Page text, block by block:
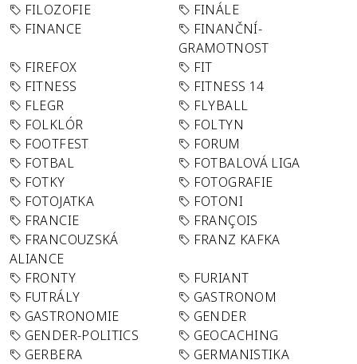
FILOZOFIE
FINÁLE
FINANCE
FINANČNÍ-
GRAMOTNOST
FIREFOX
FIT
FITNESS
FITNESS 14
FLEGR
FLYBALL
FOLKLÓR
FOLTYN
FOOTFEST
FORUM
FOTBAL
FOTBALOVÁ LIGA
FOTKY
FOTOGRAFIE
FOTOJATKA
FOTONI
FRANCIE
FRANÇOIS
FRANCOUZSKÁ
ALIANCE
FRANZ KAFKA
FRONTY
FURIANT
FUTRÁLY
GASTRONOM
GASTRONOMIE
GENDER
GENDER-POLITICS
GEOCACHING
GERBERA
GERMANISTIKA